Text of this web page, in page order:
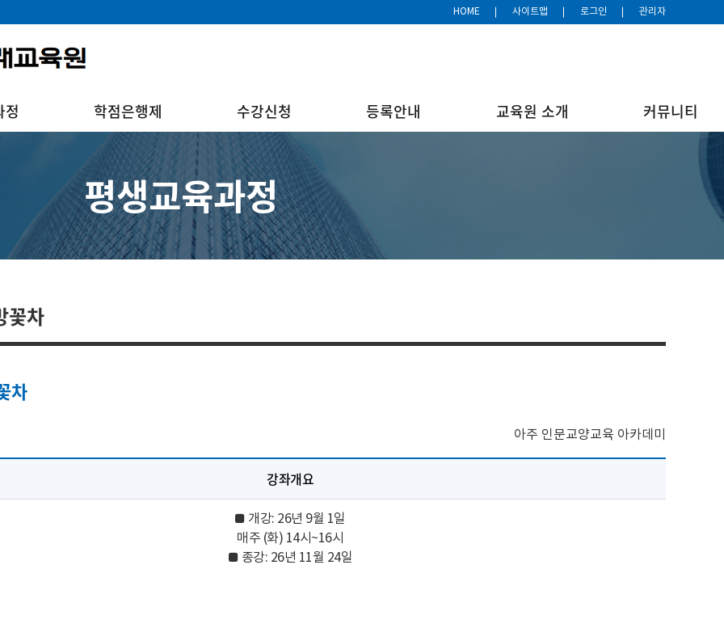
HOME 사이트맵 로그인 관리자
정 학점은행제 수강신청 등록안내 교육원 소개 커뮤니티
평생교육과정
꽃차
차
아주 인문교양교육 아카데미
강좌개요
■ 개강: 26년 9월 1일
매주 (화) 14시~16시
■ 종강: 26년 11월 24일